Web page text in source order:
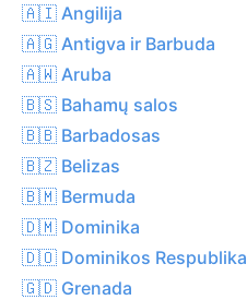
🇦🇮 Angilija
🇦🇬 Antigva ir Barbuda
🇦🇼 Aruba
🇧🇸 Bahamų salos
🇧🇧 Barbadosas
🇧🇿 Belizas
🇧🇲 Bermuda
🇩🇲 Dominika
🇩🇴 Dominikos Respublika
🇬🇩 Grenada